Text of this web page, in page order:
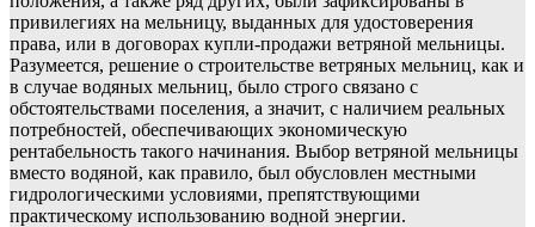
привилегиях на мельницу, выданных для удостоверения
права, или в договорах купли-продажи ветряной мельницы.
Разумеется, решение о строительстве ветряных мельниц, как и
в случае водяных мельниц, было строго связано с
обстоятельствами поселения, а значит, с наличием реальных
потребностей, обеспечивающих экономическую
рентабельность такого начинания. Выбор ветряной мельницы
вместо водяной, как правило, был обусловлен местными
гидрологическими условиями, препятствующими
практическому использованию водной энергии.